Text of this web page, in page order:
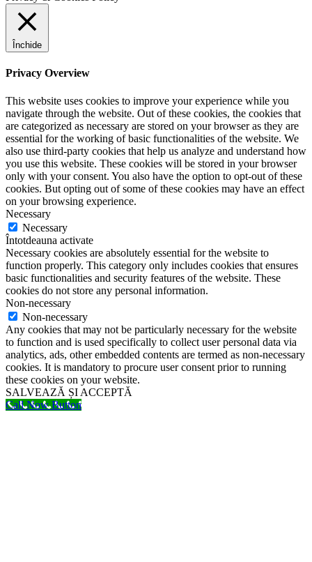
Închide
Privacy Overview
This website uses cookies to improve your experience while you
navigate through the website. Out of these cookies, the cookies that
are categorized as necessary are stored on your browser as they are
essential for the working of basic functionalities of the website. We
also use third-party cookies that help us analyze and understand how
you use this website. These cookies will be stored in your browser
only with your consent. You also have the option to opt-out of these
cookies. But opting out of some of these cookies may have an effect
on your browsing experience.
Necessary
Necessary
Întotdeauna activate
Necessary cookies are absolutely essential for the website to
function properly. This category only includes cookies that ensures
basic functionalities and security features of the website. These
cookies do not store any personal information.
Non-necessary
Non-necessary
Any cookies that may not be particularly necessary for the website
to function and is used specifically to collect user personal data via
analytics, ads, other embedded contents are termed as non-necessary
cookies. It is mandatory to procure user consent prior to running
these cookies on your website.
SALVEAZĂ ȘI ACCEPTĂ
Call Now Button